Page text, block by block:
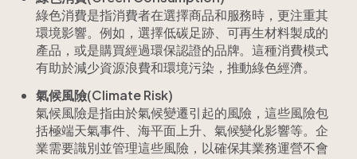
綠色消費是指消費者在選擇商品和服務時，更注重其
環境影響。例如，選擇低碳足跡、可再生材料製成的
產品，或是購買經過環保認證的品牌。這種消費模式
有助於減少資源浪費和環境污染，推動綠色經濟。
氣候風險(Climate Risk)
氣候風險是指由於氣候變遷引起的風險，這些風險包
括極端天氣事件、海平面上升、氣候變化影響等。企
業需要識別並管理這些風險，以確保其業務運營不會